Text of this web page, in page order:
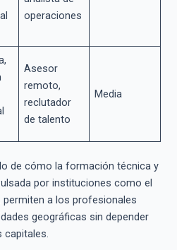
operaciones
Asesor
remoto,
reclutador
de talento
Media
de cómo la formación técnica y
por instituciones como el
a los profesionales
geográficas sin depender
capitales.